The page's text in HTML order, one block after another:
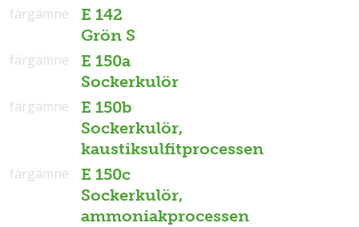
E 142
Grön S
färgämne
E 150a
Sockerkulör
färgämne
E 150b
Sockerkulör,
kaustiksulfitprocessen
färgämne
E 150c
Sockerkulör,
ammoniakprocessen
färgämne